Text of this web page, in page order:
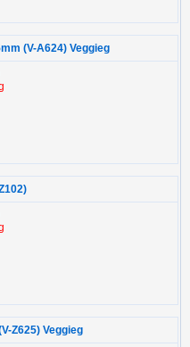
(V-A624) Veggieg
Z625) Veggieg